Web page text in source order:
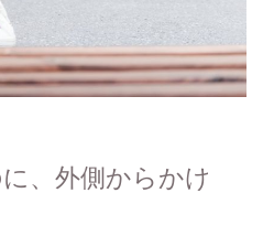
、外側からかけ